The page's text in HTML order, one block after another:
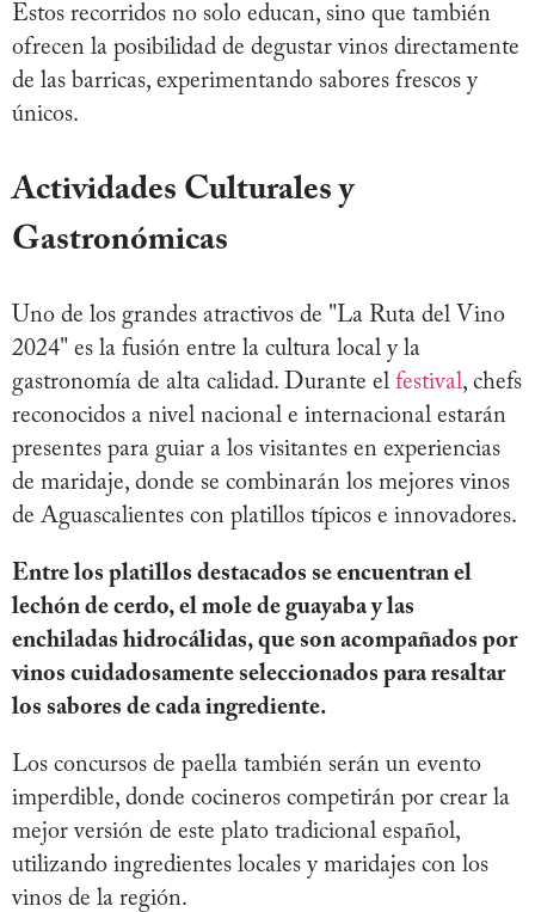
Estos recorridos no solo educan, sino que también
ofrecen la posibilidad de degustar vinos directamente
de las barricas, experimentando sabores frescos y
únicos.
Actividades Culturales y
Gastronómicas
Uno de los grandes atractivos de "La Ruta del Vino
2024" es la fusión entre la cultura local y la
gastronomía de alta calidad. Durante el festival, chefs
reconocidos a nivel nacional e internacional estarán
presentes para guiar a los visitantes en experiencias
de maridaje, donde se combinarán los mejores vinos
de Aguascalientes con platillos típicos e innovadores.
Entre los platillos destacados se encuentran el
lechón de cerdo, el mole de guayaba y las
enchiladas hidrocálidas, que son acompañados por
vinos cuidadosamente seleccionados para resaltar
los sabores de cada ingrediente.
Los concursos de paella también serán un evento
imperdible, donde cocineros competirán por crear la
mejor versión de este plato tradicional español,
utilizando ingredientes locales y maridajes con los
vinos de la región.